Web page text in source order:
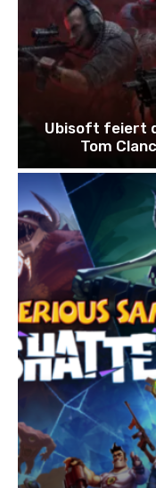
Ubisoft feiert
Tom